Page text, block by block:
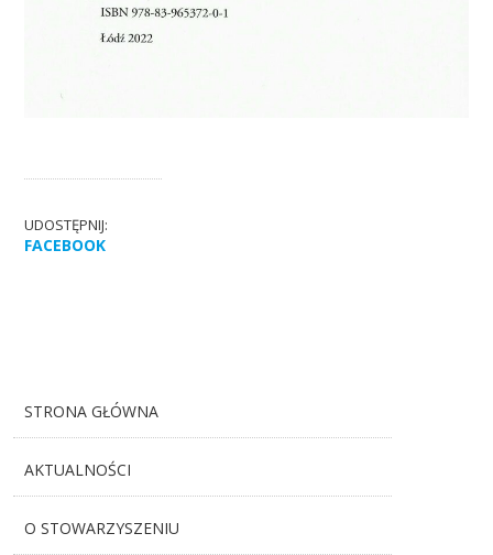
UDOSTĘPNIJ:
FACEBOOK
STRONA GŁÓWNA
AKTUALNOŚCI
O STOWARZYSZENIU